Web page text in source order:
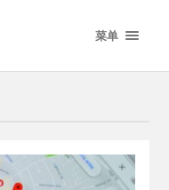
菜单